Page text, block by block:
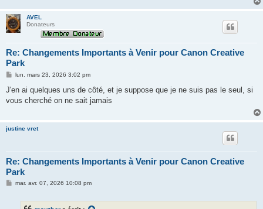
AVEL
Donateurs
Re: Changements Importants à Venir pour Canon Creative
Park
M
s
a
lun. mars 23, 2026 3:02 pm
J'en ai quelques uns de côté, et je suppose que je ne suis pas le seul, si
vous cherché on ne sait jamais
justine vret
Re: Changements Importants à Venir pour Canon Creative
Park
Mmar. avr. 07, 2026 10:08 pm